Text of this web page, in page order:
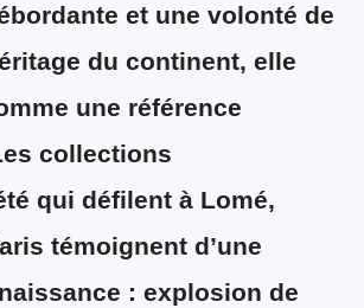
et une volonté de
du continent, elle
une référence
collections
qui défilent à Lomé,
témoignent d’une
: explosion de